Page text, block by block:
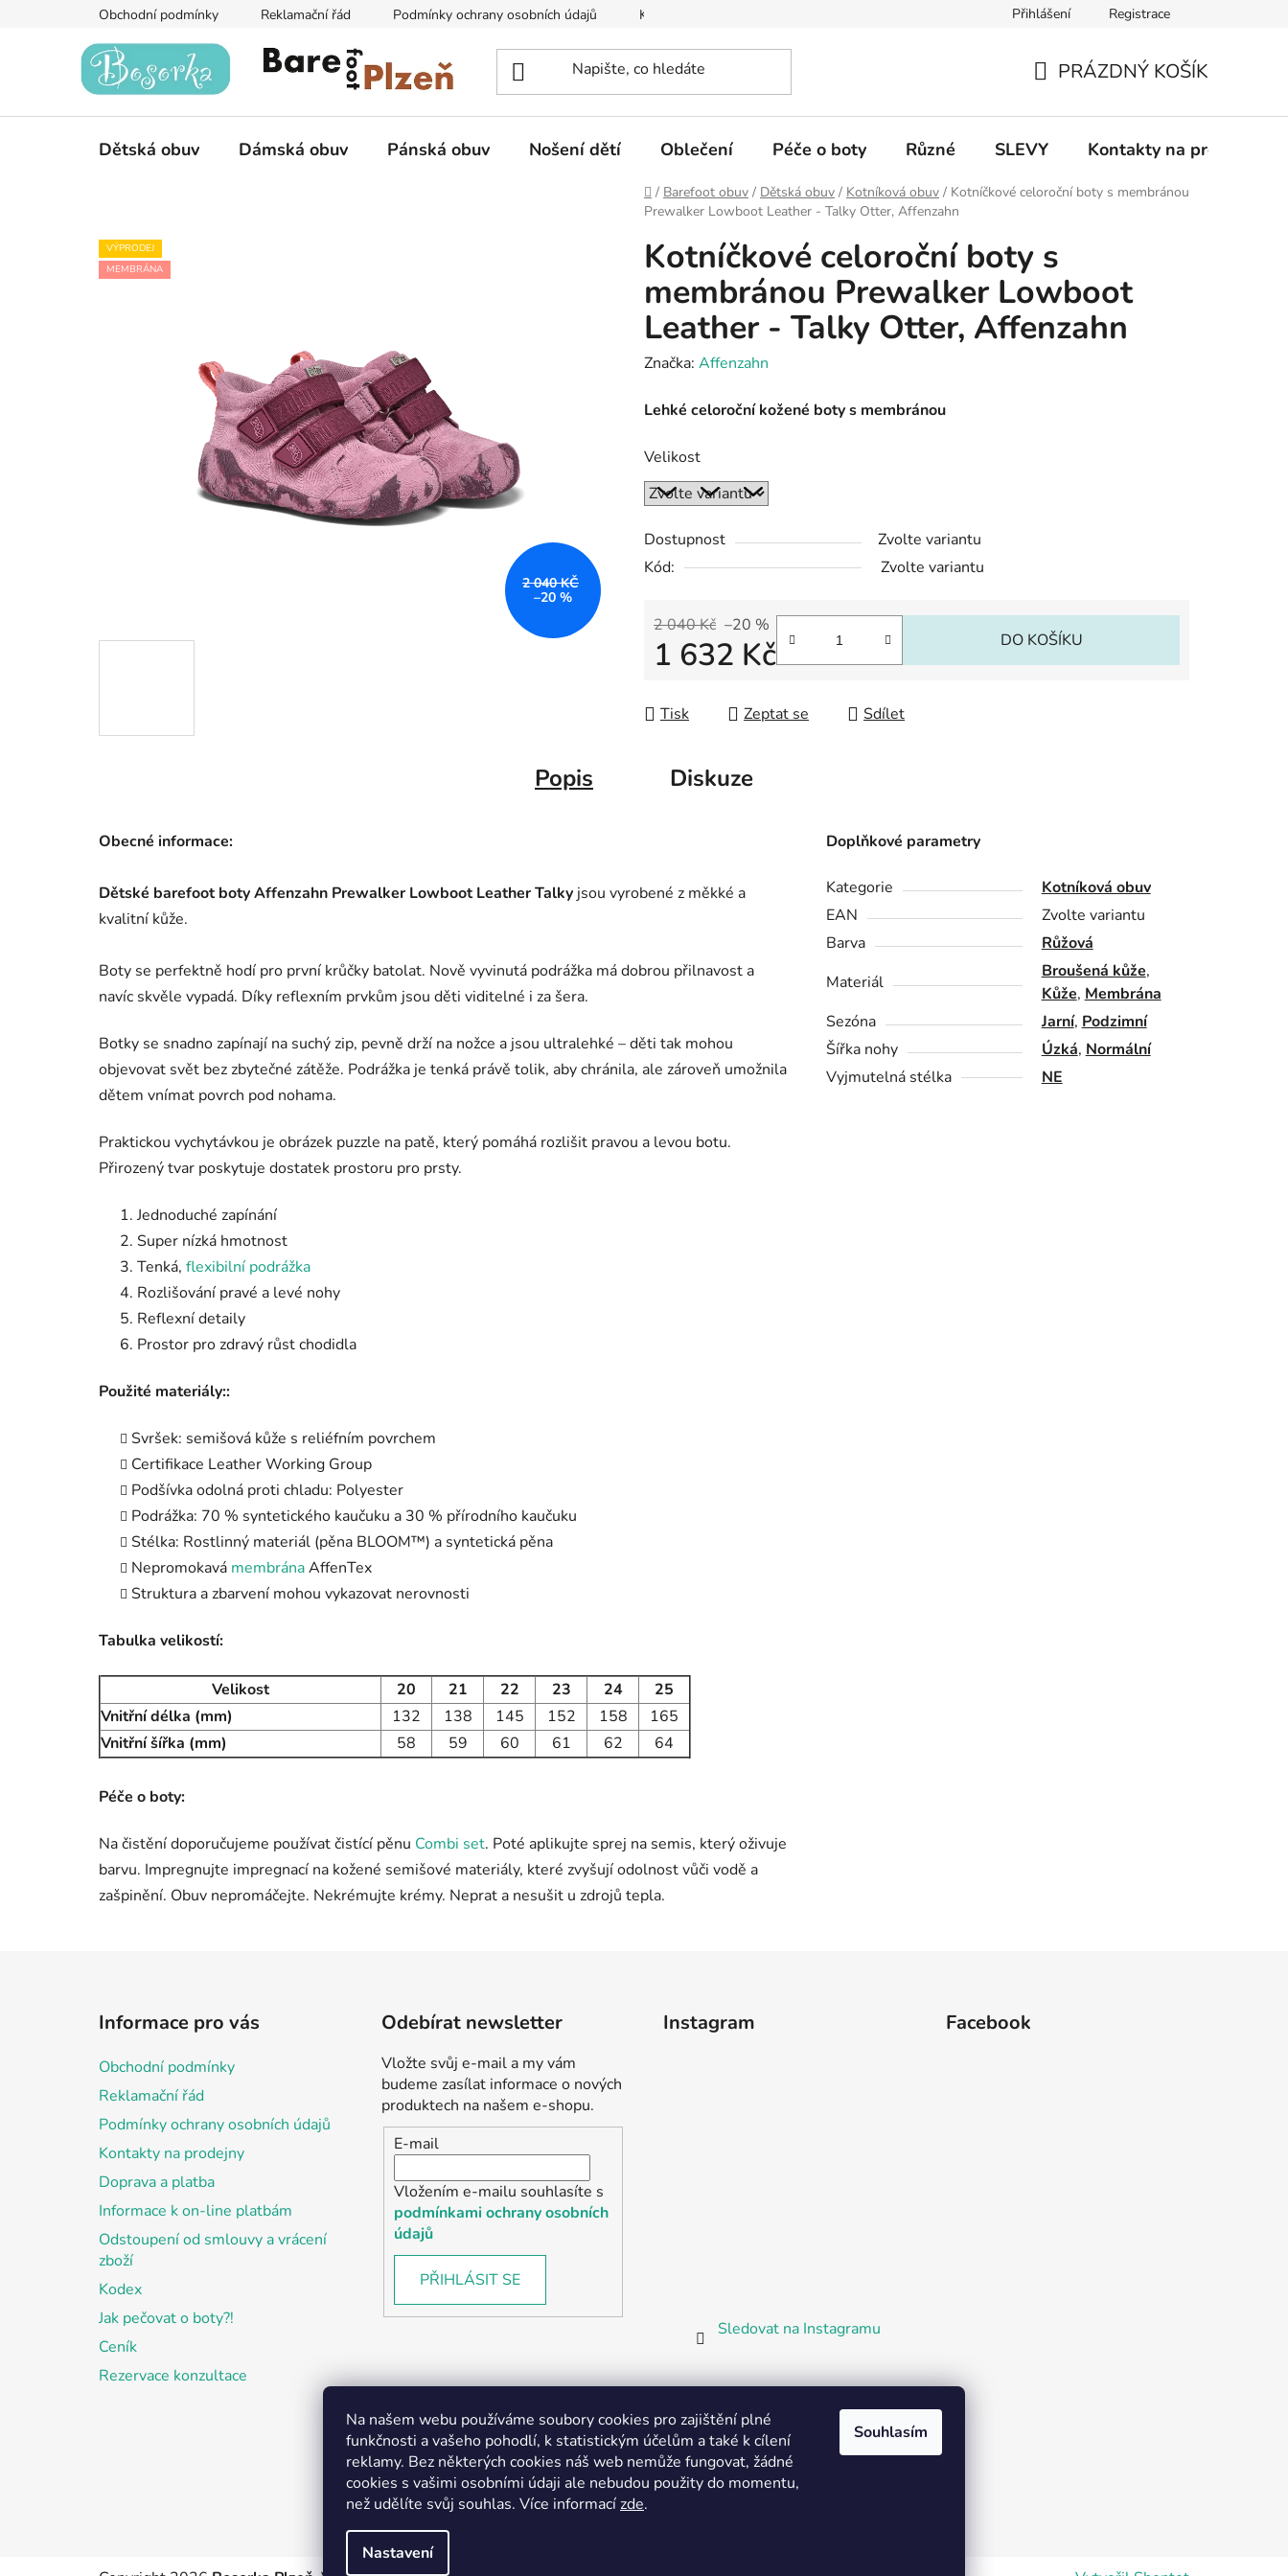
Na našem webu používáme soubory cookies pro zajištění plné
funkčnosti a vašeho pohodlí, k statistickým účelům a také k cílení
reklamy. Bez některých cookies náš web nemůže fungovat, žádné
cookies s vašimi osobními údaji ale nebudou použity do momentu,
než udělíte svůj souhlas. Více informacízde.
Nastavení
Souhlasím
Obchodní podmínky Reklamační řád Podmínky ochrany osobních údajů Kontakty na prodejny Informace k on-line platbám Odstoupení od
Přihlášení Registrace
KOŠÍK
PRÁZDNÝ KOŠÍK
Dětská obuv Dámská obuv Pánská obuv Nošení dětí Oblečení Péče o boty Různé SLEVY Kontakty na prodejny
Domů
/ Barefoot obuv / Dětská obuv / Kotníková obuv / Kotníčkové celoroční boty s membránou
Prewalker Lowboot Leather - Talky Otter, Affenzahn
Kotníčkové celoroční boty s
membránou Prewalker Lowboot
Leather - Talky Otter, Affenzahn
Značka: Affenzahn
Lehké celoroční kožené boty s membránou
Velikost
Dostupnost
Zvolte variantu
Kód:
Zvolte variantu
2 040 Kč –20 %
1 632 Kč DO KOŠÍKU
Tisk Zeptat se Sdílet
VÝPRODEJ
MEMBRÁNA
2 040 KČ
–20 %
Popis Diskuze
Obecné informace:
Dětské barefoot boty Affenzahn Prewalker Lowboot Leather Talky jsou vyrobené z měkké a
kvalitní kůže.
Boty se perfektně hodí pro první krůčky batolat. Nově vyvinutá podrážka má dobrou přilnavost a
navíc skvěle vypadá. Díky reflexním prvkům jsou děti viditelné i za šera.
Botky se snadno zapínají na suchý zip, pevně drží na nožce a jsou ultralehké – děti tak mohou
objevovat svět bez zbytečné zátěže. Podrážka je tenká právě tolik, aby chránila, ale zároveň umožnila
dětem vnímat povrch pod nohama.
Praktickou vychytávkou je obrázek puzzle na patě, který pomáhá rozlišit pravou a levou botu.
Přirozený tvar poskytuje dostatek prostoru pro prsty.
Jednoduché zapínání
Super nízká hmotnost
Tenká, flexibilní podrážka
Rozlišování pravé a levé nohy
Reflexní detaily
Prostor pro zdravý růst chodidla
Použité materiály::
Svršek: semišová kůže s reliéfním povrchem
Certifikace Leather Working Group
Podšívka odolná proti chladu: Polyester
Podrážka: 70 % syntetického kaučuku a 30 % přírodního kaučuku
Stélka: Rostlinný materiál (pěna BLOOM™) a syntetická pěna
Nepromokavá membránaAffenTex
Struktura a zbarvení mohou vykazovat nerovnosti
Tabulka velikostí:
Velikost 20 21 22 23 24
25
Vnitřní délka (mm)
132 138 145 152 158
165
Vnitřní šířka (mm)
58 59 60 61 62 64
Péče o boty:
Na čistění doporučujeme používat čistící pěnu Combi set. Poté aplikujte sprej na semis, který oživuje
barvu. Impregnujte impregnací na kožené semišové materiály, které zvyšují odolnost vůči vodě a
zašpinění. Obuv nepromáčejte. Nekrémujte krémy. Neprat a nesušit u zdrojů tepla.
Doplňkové parametry
Kategorie
Kotníková obuv
EAN
Zvolte variantu
Barva
Růžová
Materiál
Broušená kůže,
Kůže, Membrána
Sezóna
Jarní, Podzimní
Šířka nohy
Úzká, Normální
Vyjmutelná stélka
NE
Informace pro vás
Obchodní podmínky
Reklamační řád
Podmínky ochrany osobních údajů
Kontakty na prodejny
Doprava a platba
Informace k on-line platbám
Odstoupení od smlouvy a vrácení
zboží
Kodex
Jak pečovat o boty?!
Ceník
Rezervace konzultace
Odebírat newsletter
Vložte svůj e-mail a my vám
budeme zasílat informace o nových
produktech na našem e-shopu.
E-mail
Vložením e-mailu souhlasíte s
podmínkami ochrany osobních
údajů
PŘIHLÁSIT SE
Instagram
Sledovat na Instagramu
Facebook
Partnerská prodejna Barefoot Plzeň